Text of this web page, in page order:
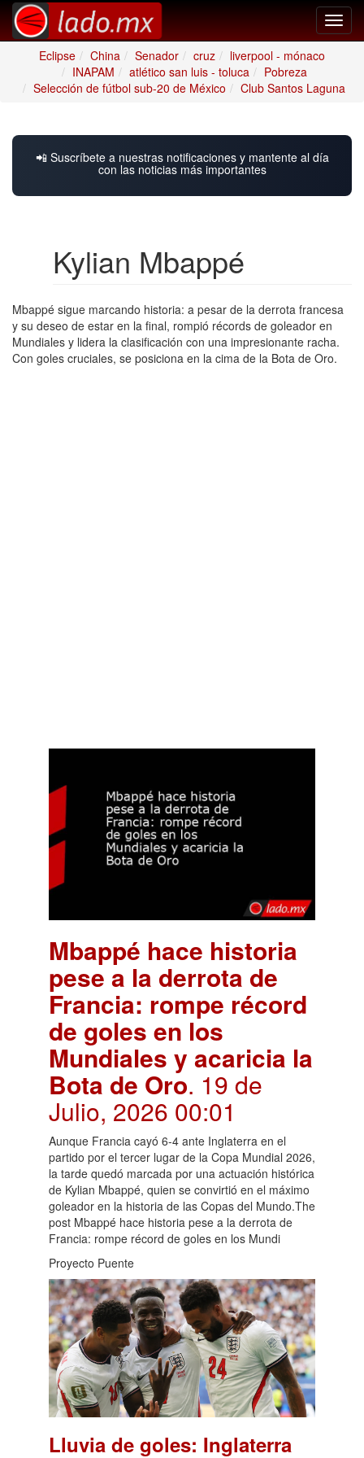
Eclipse
China Senador cruz
liverpool - mónaco
INAPAM
atlético san luis - toluca
Pobreza
Selección de fútbol sub-20 de México
Club Santos Laguna
📲 Suscríbete a nuestras notificaciones y mantente al día
con las noticias más importantes
Kylian Mbappé
Mbappé sigue marcando historia: a pesar de la derrota francesa
y su deseo de estar en la final, rompió récords de goleador en
Mundiales y lidera la clasificación con una impresionante racha.
Con goles cruciales, se posiciona en la cima de la Bota de Oro.
Mbappé hace historia
pese a la derrota de
Francia: rompe récord
de goles en los
Mundiales y acaricia la
Bota de Oro. 19 de
Julio, 2026 00:01
Aunque Francia cayó 6-4 ante Inglaterra en el
partido por el tercer lugar de la Copa Mundial 2026,
la tarde quedó marcada por una actuación histórica
de Kylian Mbappé, quien se convirtió en el máximo
goleador en la historia de las Copas del Mundo.The
post Mbappé hace historia pese a la derrota de
Francia: rompe récord de goles en los Mundi
Proyecto Puente
Lluvia de goles: Inglaterra